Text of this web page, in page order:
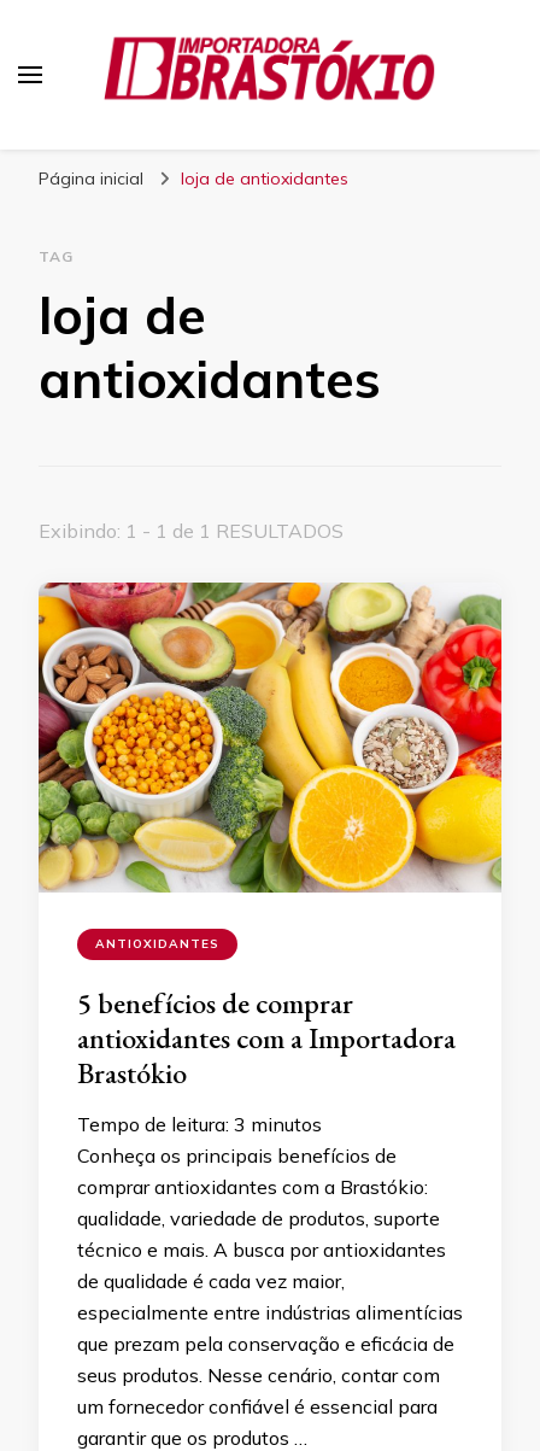
Página inicial loja de antioxidantes
TAG
loja de
antioxidantes
Exibindo: 1 - 1 de 1 RESULTADOS
ANTIOXIDANTES
5 benefícios de comprar
antioxidantes com a Importadora
Brastókio
Tempo de leitura: 3 minutos
Conheça os principais benefícios de
comprar antioxidantes com a Brastókio:
qualidade, variedade de produtos, suporte
técnico e mais. A busca por antioxidantes
de qualidade é cada vez maior,
especialmente entre indústrias alimentícias
que prezam pela conservação e eficácia de
seus produtos. Nesse cenário, contar com
um fornecedor confiável é essencial para
garantir que os produtos …